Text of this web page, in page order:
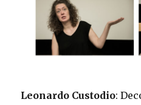
Leonardo Custodio: